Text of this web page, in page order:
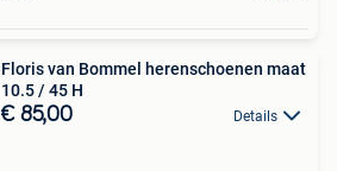
Floris van Bommel herenschoenen maat
10.5 / 45 H
€ 85,00 Details